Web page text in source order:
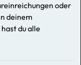
oder
deinem
du alle